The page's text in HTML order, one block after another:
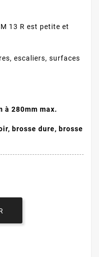
13 R est petite et
escaliers, surfaces
à 280mm max.
brosse dure, brosse